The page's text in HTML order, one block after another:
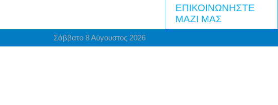
ΕΠΙΚΟΙΝΩΝΗΣΤΕ
ΜΑΖΙ ΜΑΣ
Σάββατο 8 Αύγουστος 2026